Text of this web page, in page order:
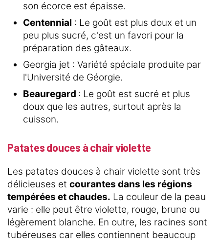
son écorce est épaisse.
Centennial : Le goût est plus doux et un
peu plus sucré, c'est un favori pour la
préparation des gâteaux.
Georgia jet : Variété spéciale produite par
l'Université de Géorgie.
Beauregard : Le goût est sucré et plus
doux que les autres, surtout après la
cuisson.
Patates douces à chair violette
Les patates douces à chair violette sont très
délicieuses et courantes dans les régions
tempérées et chaudes. La couleur de la peau
varie : elle peut être violette, rouge, brune ou
légèrement blanche. En outre, les racines sont
tubéreuses car elles contiennent beaucoup